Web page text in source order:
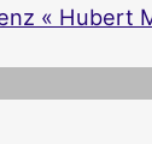
« Hubert